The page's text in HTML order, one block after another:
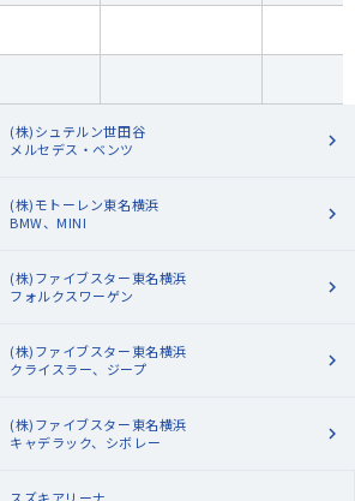
(株)シュテルン世田谷
メルセデス・ベンツ
(株)モトーレン東名横浜
BMW、MINI
(株)ファイブスター東名横浜
フォルクスワーゲン
(株)ファイブスター東名横浜
クライスラー、ジープ
(株)ファイブスター東名横浜
キャデラック、シボレー